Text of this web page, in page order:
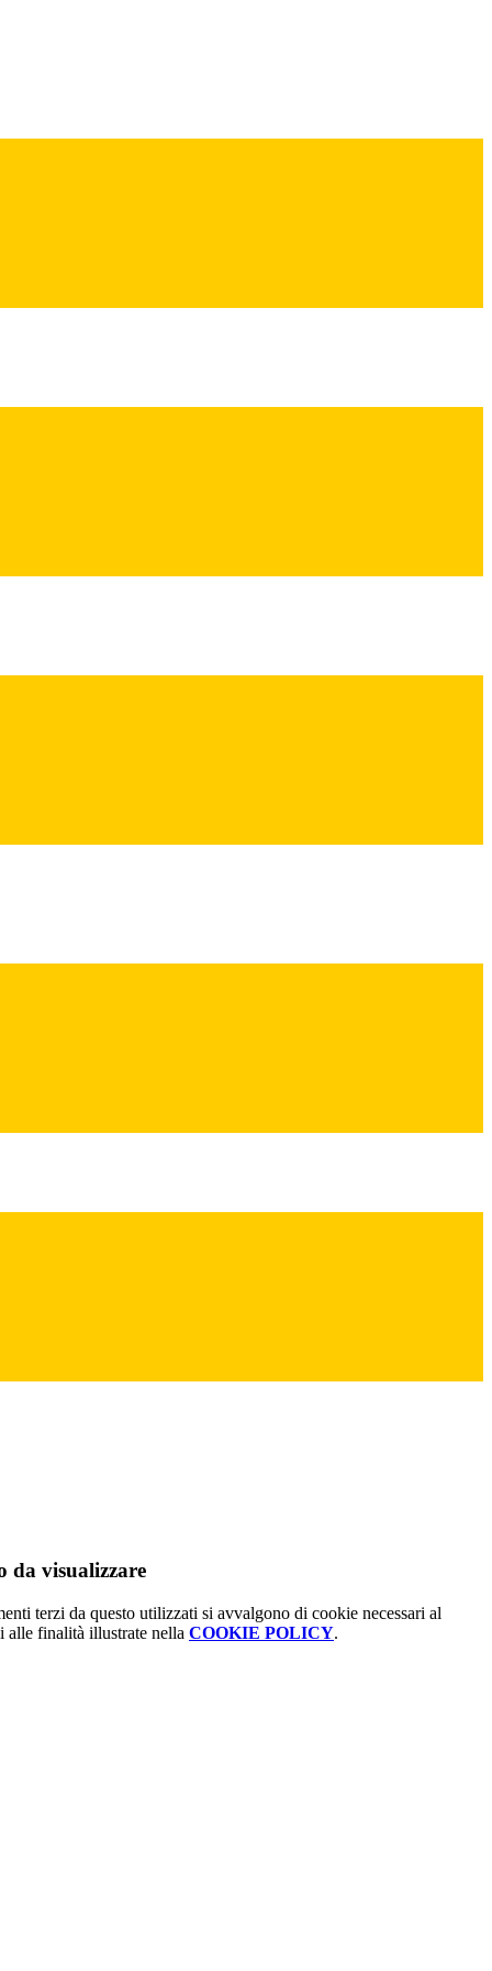
da visualizzare
terzi da questo utilizzati si avvalgono di cookie necessari al
alle finalità illustrate nella COOKIE POLICY.